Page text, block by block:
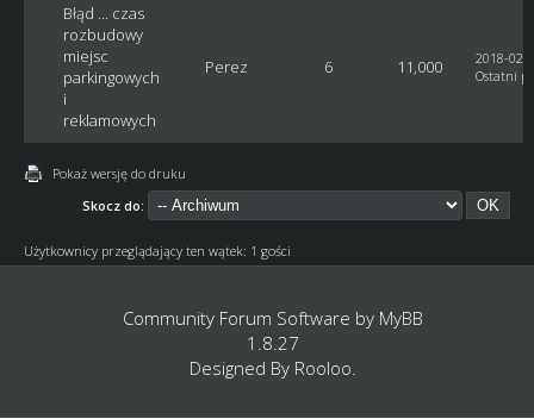
Błąd ... czas
rozbudowy
miejsc
parkingowych
i
reklamowych
Perez 6 11,000
2018-02-
Ostatni
Pokaż wersję do druku
Skocz do:
Użytkownicy przeglądający ten wątek: 1 gości
Community Forum Software by MyBB
1.8.27
Designed By Rooloo